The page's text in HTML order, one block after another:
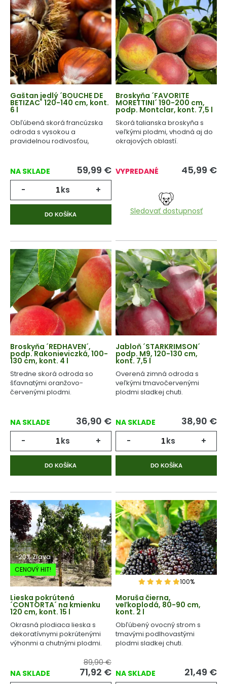
Gaštan jedlý ´BOUCHE DE
BETIZAC´ 120-140 cm, kont.
6 l
Obľúbená skorá francúzska
odroda s vysokou a
pravidelnou rodivosťou,
NA SKLADE 59,99 €
- ks +
DO KOŠÍKA
Broskyňa ´FAVORITE
MORETTINI´ 190-200 cm,
podp. Montclar, kont. 7,5 l
Skorá talianska broskyňa s
veľkými plodmi, vhodná aj do
okrajových oblastí.
VYPREDANÉ 45,99 €
Sledovať dostupnosť
Broskyňa ´REDHAVEN´,
podp. Rakonieviczká, 100-
130 cm, kont. 4 l
Stredne skorá odroda so
šťavnatými oranžovo-
červenými plodmi.
NA SKLADE 36,90 €
- ks +
DO KOŠÍKA
Jabloň ´STARKRIMSON´
podp. M9, 120-130 cm,
kont. 7,5 l
Overená zimná odroda s
veľkými tmavočervenými
plodmi sladkej chuti.
NA SKLADE 38,90 €
- ks +
DO KOŠÍKA
-20% Zľava
CENOVÝ HIT!
Lieska pokrútená
´CONTORTA´ na kmienku
120 cm, kont. 15 l
Okrasná plodiaca lieska s
dekoratívnymi pokrútenými
výhonmi a chutnými plodmi.
NA SKLADE
89,90 €
71,92 €
100%
Moruša čierna,
veľkoplodá, 80-90 cm,
kont. 2 l
Obľúbený ovocný strom s
tmavými podlhovastými
plodmi sladkej chuti.
NA SKLADE 21,49 €